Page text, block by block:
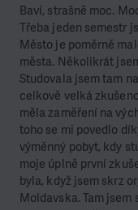
Baví, strašně moc.
Třeba jeden semestr
Město je poměrně
města. Několikrát
Studovala jsem tam
celkově velká
měla zaměření na
toho se mi povedlo
výměnný pobyt, kdy
moje úplně první
byla, když jsem skrz
Moldavska. Tam